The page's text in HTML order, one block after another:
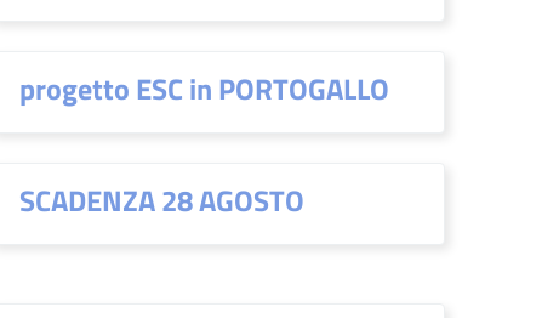
progetto ESC in PORTOGALLO
SCADENZA 28 AGOSTO